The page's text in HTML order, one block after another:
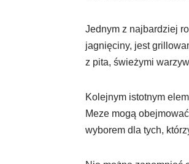
Jednym z najbardziej
jagnięciny, jest
z pita, świeżymi
Kolejnym istotnym
Meze mogą
wyborem dla tych,